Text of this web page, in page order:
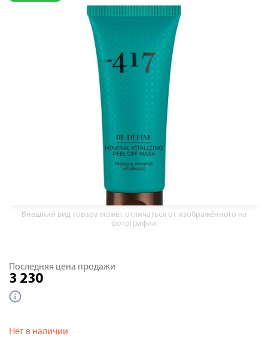
Внешний вид товара может отличаться от изображённого на
фотографии
Последняя цена продажи
3 230
Нет в наличии